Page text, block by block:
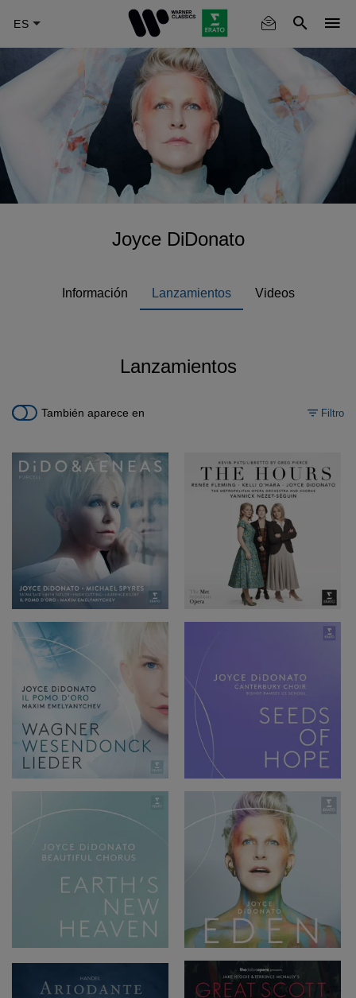
main
content
Joyce DiDonato
Información Lanzamientos Videos
Lanzamientos
También aparece en Filtro